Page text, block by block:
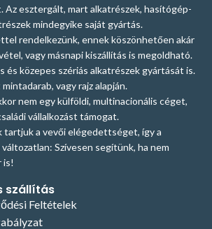
Az esztergált, mart alkatrészek, hasítógép-
mindegyike saját gyártás.
rendelkezünk, ennek köszönhetően akár
vagy másnapi kiszállítás is megoldható.
és közepes szériás alkatrészek gyártását is.
vagy rajz alapján.
nem egy külföldi, multinacionális céget,
vállalkozást támogat.
tartjuk a vevői elégedettséget, így a
Szívesen segítünk, ha nem
is!
szállítás
Feltételek